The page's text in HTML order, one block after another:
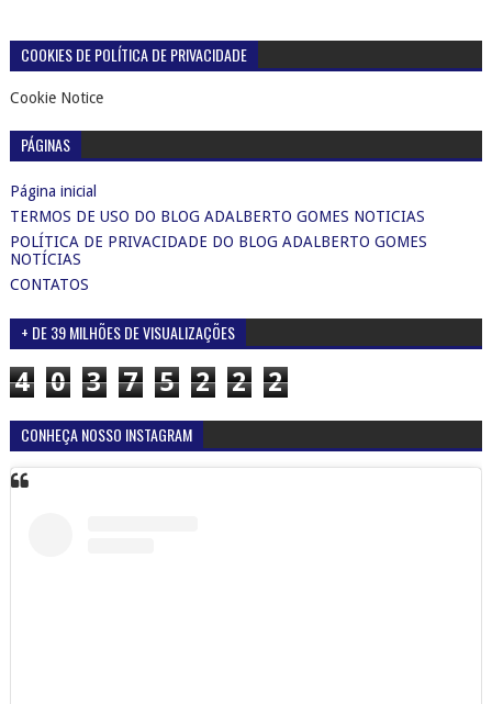
COOKIES DE POLÍTICA DE PRIVACIDADE
Cookie Notice
PÁGINAS
Página inicial
TERMOS DE USO DO BLOG ADALBERTO GOMES NOTICIAS
POLÍTICA DE PRIVACIDADE DO BLOG ADALBERTO GOMES
NOTÍCIAS
CONTATOS
+ DE 39 MILHÕES DE VISUALIZAÇÕES
4 0 3 7 5 2 2 2
CONHEÇA NOSSO INSTAGRAM